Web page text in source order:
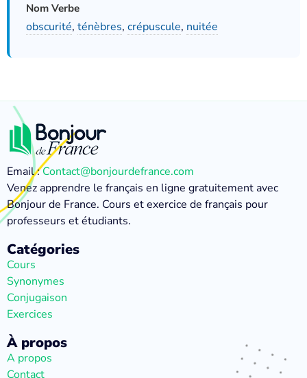
Nom Verbe
obscurité, ténèbres, crépuscule, nuitée
Email :Contact@bonjourdefrance.com
Venez apprendre le français en ligne gratuitement avec
Bonjour de France. Cours et exercice de français pour
professeurs et étudiants.
Catégories
Cours
Synonymes
Conjugaison
Exercices
À propos
A propos
Contact